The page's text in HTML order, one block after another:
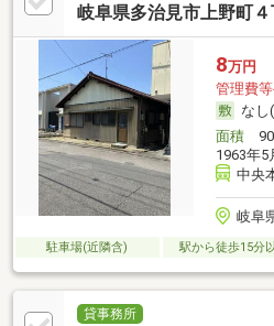
岐阜県多治見市上野町４
8万円
管理費
なし
面積
1963年5
中央
岐阜
駐車場(近隣含) 駅から徒歩15分
貸事務所